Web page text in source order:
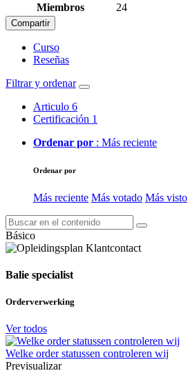
Miembros 24
Compartir
Curso
Reseñas
Filtrar y ordenar
Articulo 6
Certificación 1
Ordenar por : Más reciente
Ordenar por
Más reciente Más votado Más visto
Básico
Balie specialist
Orderverwerking
Ver todos
Welke order statussen controleren wij
Previsualizar